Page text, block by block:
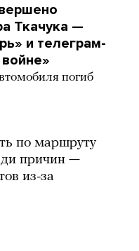
Ткачука —
и телеграм-
погиб
по маршруту
причин —
из-за